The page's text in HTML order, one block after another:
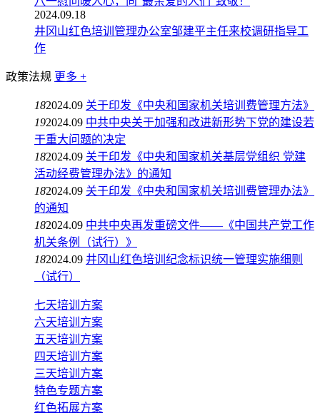
2024.09.18
井冈山红色培训管理办公室邹建平主任来校调研指导工
作
政策法规 更多 +
182024.09 关于印发《中央和国家机关培训费管理方法》
192024.09 中共中央关于加强和改进新形势下党的建设若
干重大问题的决定
182024.09 关于印发《中央和国家机关基层党组织 党建
活动经费管理办法》的通知
182024.09 关于印发《中央和国家机关培训费管理办法》
的通知
182024.09 中共中央再发重磅文件——《中国共产党工作
机关条例（试行）》
182024.09 井冈山红色培训纪念标识统一管理实施细则
（试行）
七天培训方案
六天培训方案
五天培训方案
四天培训方案
三天培训方案
特色专题方案
红色拓展方案